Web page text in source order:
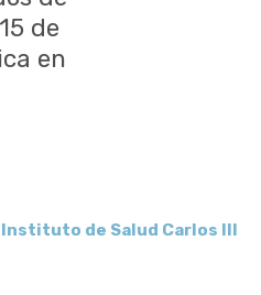
de
en
Instituto de Salud Carlos III